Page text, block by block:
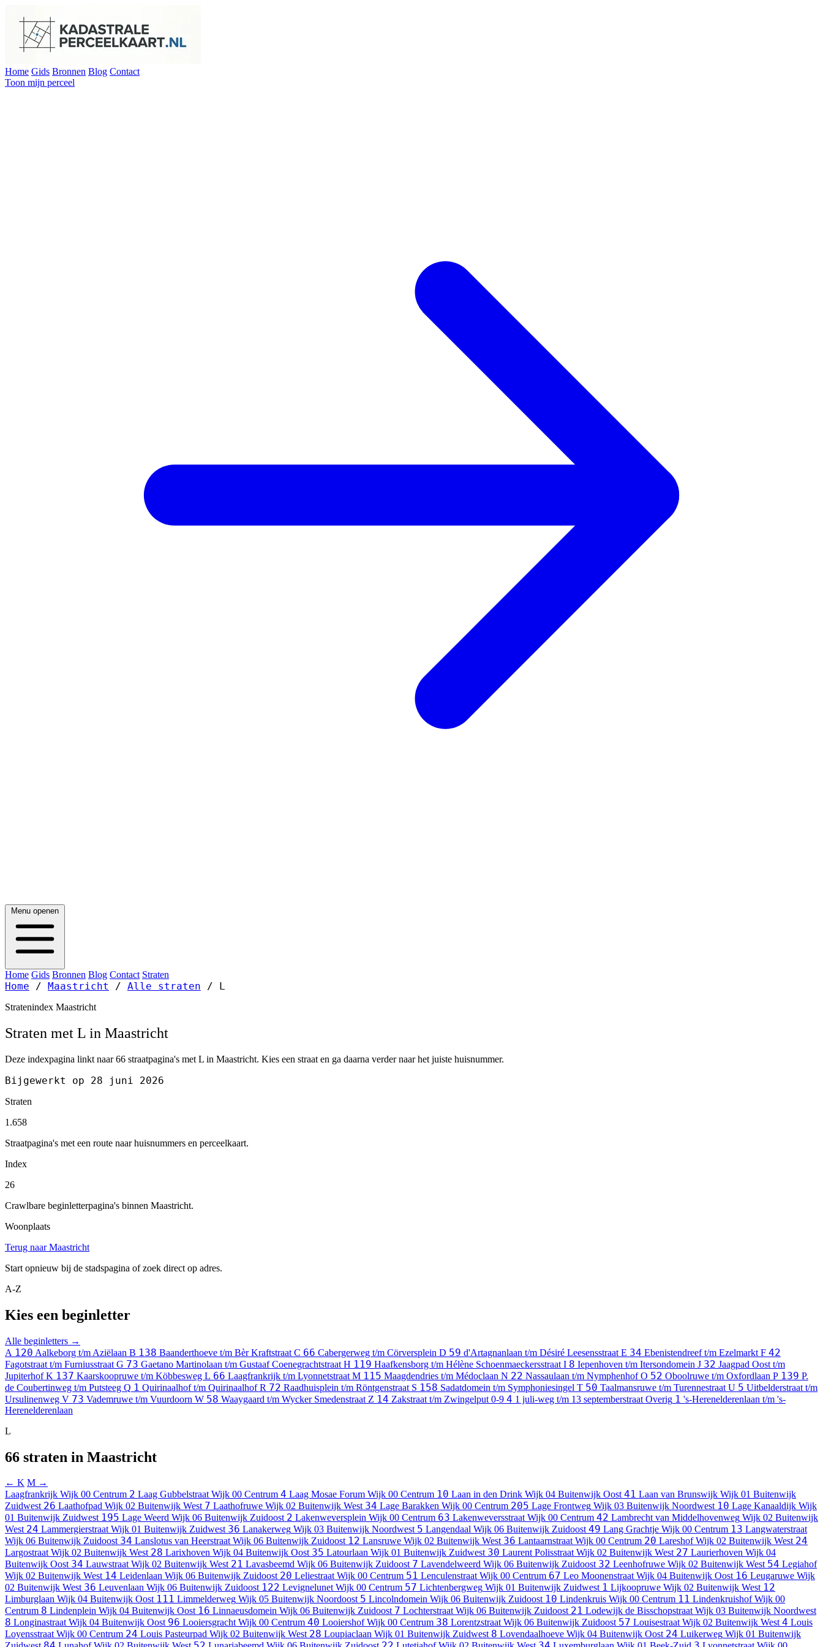
Home Gids Bronnen Blog Contact
Toon mijn perceel
Menu openen
Home Gids Bronnen Blog Contact Straten
Home / Maastricht / Alle straten / L
Stratenindex Maastricht
Straten met L in Maastricht
Deze indexpagina linkt naar 66 straatpagina's met L in Maastricht. Kies een straat en ga daarna verder naar het juiste huisnummer.
Bijgewerkt op 28 juni 2026
Straten
1.658
Straatpagina's met een route naar huisnummers en perceelkaart.
Index
26
Crawlbare beginletterpagina's binnen Maastricht.
Woonplaats
Terug naar Maastricht
Start opnieuw bij de stadspagina of zoek direct op adres.
A-Z
Kies een beginletter
Alle beginletters →
A 120 Aalkeborg t/m Aziëlaan B 138 Baanderthoeve t/m Bèr Kraftstraat C 66 Cabergerweg t/m Cörversplein D 59 d'Artagnanlaan t/m Désiré Leesensstraat E 34 Ebenistendreef t/m Ezelmarkt F 42
Fagotstraat t/m Furniusstraat G 73 Gaetano Martinolaan t/m Gustaaf Coenegrachtstraat H 119 Haafkensborg t/m Hélène Schoenmaeckersstraat I 8 Iepenhoven t/m Itersondomein J 32 Jaagpad Oost t/m
JupiterhofK 137 Kaarskoopruwe t/m Köbbesweg L 66 Laagfrankrijk t/m Lyonnetstraat M 115 Maagdendries t/m Médoclaan N 22 Nassaulaan t/m NymphenhofO 52 Oboolruwe t/m Oxfordlaan P 139 P.
de Coubertinweg t/m Putsteeg Q 1 Quirinaalhof t/m QuirinaalhofR 72 Raadhuisplein t/m Röntgenstraat S 158 Sadatdomein t/m Symphoniesingel T 50 Taalmansruwe t/m Turennestraat U 5 Uitbelderstraat t/m
Ursulinenweg V 73 Vademruwe t/m Vuurdoorn W 58 Waaygaard t/m Wycker Smedenstraat Z 14 Zakstraat t/m Zwingelput 0-9 4 1 juli-weg t/m 13 septemberstraat Overig 1 's-Herenelderenlaan t/m 's-
Herenelderenlaan
L
66 straten in Maastricht
← K M →
Laagfrankrijk Wijk 00 Centrum 2 Laag Gubbelstraat Wijk 00 Centrum 4 Laag Mosae Forum Wijk 00 Centrum 10 Laan in den Drink Wijk 04 Buitenwijk Oost 41 Laan van Brunswijk Wijk 01 Buitenwijk
Zuidwest 26 Laathofpad Wijk 02 Buitenwijk West 7 Laathofruwe Wijk 02 Buitenwijk West 34 Lage Barakken Wijk 00 Centrum 205 Lage Frontweg Wijk 03 Buitenwijk Noordwest 10 Lage Kanaaldijk Wijk
01 Buitenwijk Zuidwest 195 Lage Weerd Wijk 06 Buitenwijk Zuidoost 2 Lakenweversplein Wijk 00 Centrum 63 Lakenweversstraat Wijk 00 Centrum 42 Lambrecht van Middelhovenweg Wijk 02 Buitenwijk
West 24 Lammergierstraat Wijk 01 Buitenwijk Zuidwest 36 Lanakerweg Wijk 03 Buitenwijk Noordwest 5 Langendaal Wijk 06 Buitenwijk Zuidoost 49 Lang Grachtje Wijk 00 Centrum 13 Langwaterstraat
Wijk 06 Buitenwijk Zuidoost 34 Lanslotus van Heerstraat Wijk 06 Buitenwijk Zuidoost 12 Lansruwe Wijk 02 Buitenwijk West 36 Lantaarnstraat Wijk 00 Centrum 20 Lareshof Wijk 02 Buitenwijk West 24
Largostraat Wijk 02 Buitenwijk West 28 Larixhoven Wijk 04 Buitenwijk Oost 35 Latourlaan Wijk 01 Buitenwijk Zuidwest 30 Laurent Polisstraat Wijk 02 Buitenwijk West 27 Laurierhoven Wijk 04
Buitenwijk Oost 34 Lauwstraat Wijk 02 Buitenwijk West 21 Lavasbeemd Wijk 06 Buitenwijk Zuidoost 7 Lavendelweerd Wijk 06 Buitenwijk Zuidoost 32 Leenhofruwe Wijk 02 Buitenwijk West 54 Legiahof
Wijk 02 Buitenwijk West 14 Leidenlaan Wijk 06 Buitenwijk Zuidoost 20 Leliestraat Wijk 00 Centrum 51 Lenculenstraat Wijk 00 Centrum 67 Leo Moonenstraat Wijk 04 Buitenwijk Oost 16 Leugaruwe Wijk
02 Buitenwijk West 36 Leuvenlaan Wijk 06 Buitenwijk Zuidoost 122 Levignelunet Wijk 00 Centrum 57 Lichtenbergweg Wijk 01 Buitenwijk Zuidwest 1 Lijkoopruwe Wijk 02 Buitenwijk West 12
Limburglaan Wijk 04 Buitenwijk Oost 111 Limmelderweg Wijk 05 Buitenwijk Noordoost 5 Lincolndomein Wijk 06 Buitenwijk Zuidoost 10 Lindenkruis Wijk 00 Centrum 11 Lindenkruishof Wijk 00
Centrum 8 Lindenplein Wijk 04 Buitenwijk Oost 16 Linnaeusdomein Wijk 06 Buitenwijk Zuidoost 7 Lochterstraat Wijk 06 Buitenwijk Zuidoost 21 Lodewijk de Bisschopstraat Wijk 03 Buitenwijk Noordwest
8 Longinastraat Wijk 04 Buitenwijk Oost 96 Looiersgracht Wijk 00 Centrum 40 Looiershof Wijk 00 Centrum 38 Lorentzstraat Wijk 06 Buitenwijk Zuidoost 57 Louisestraat Wijk 02 Buitenwijk West 4 Louis
Loyensstraat Wijk 00 Centrum 24 Louis Pasteurpad Wijk 02 Buitenwijk West 28 Loupiaclaan Wijk 01 Buitenwijk Zuidwest 8 Lovendaalhoeve Wijk 04 Buitenwijk Oost 24 Luikerweg Wijk 01 Buitenwijk